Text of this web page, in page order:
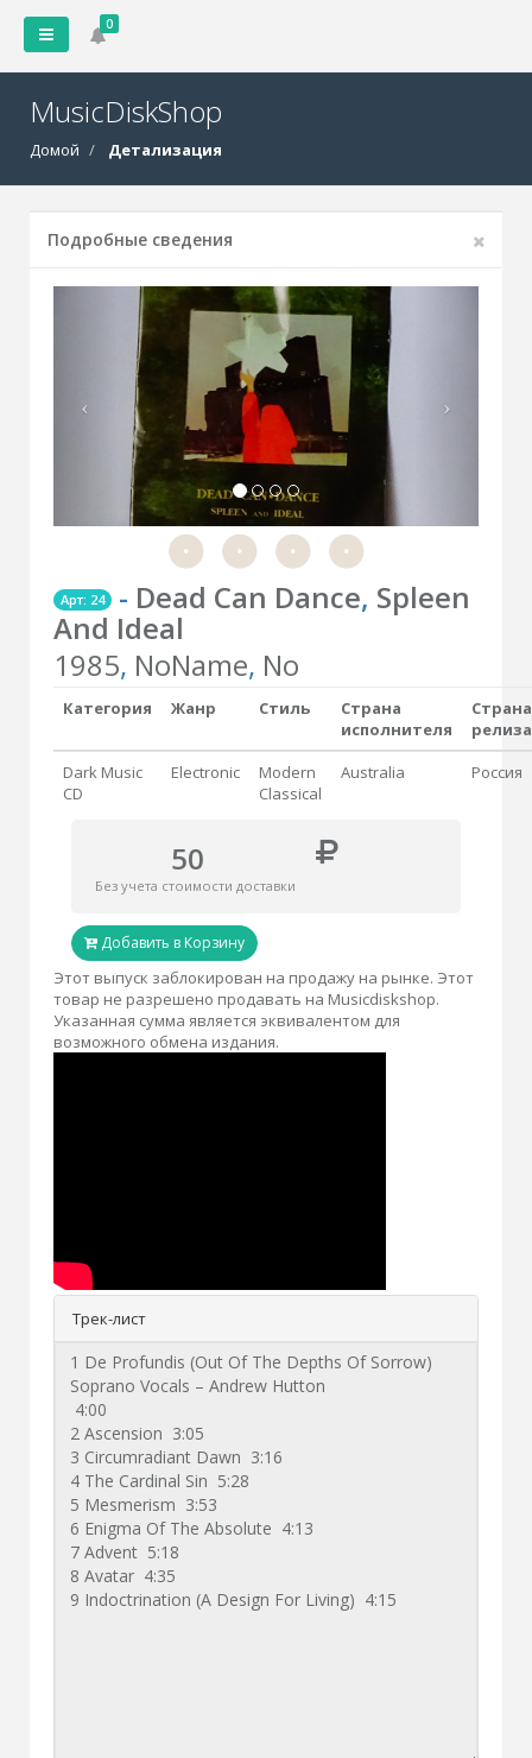
0
MusicDiskShop
Домой Детализация
Подробные сведения
Арт: 24 - Dead Can Dance, Spleen
And Ideal
1985, NoName, No
Категория Жанр Стиль
Страна
исполнителя
Страна
релиза
Dark Music
CD
Electronic
Modern
Classical
Australia Россия
50
Без учета стоимости доставки
Добавить в Корзину
Этот выпуск заблокирован на продажу на рынке. Этот
товар не разрешено продавать на Musicdiskshop.
Указанная сумма является эквивалентом для
возможного обмена издания.
Трек-лист